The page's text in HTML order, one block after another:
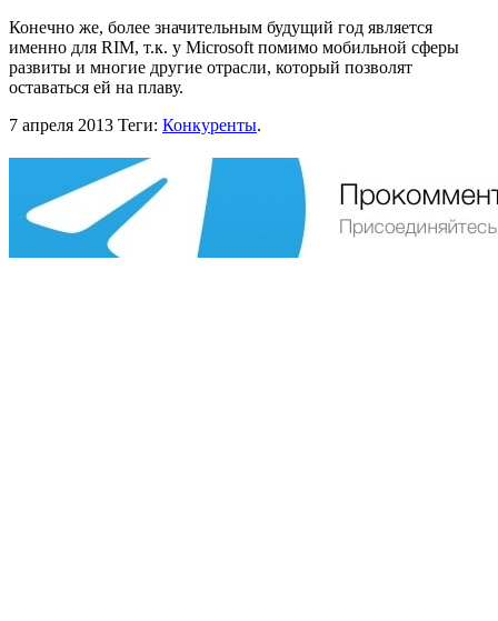
Конечно же, более значительным будущий год является
именно для RIM, т.к. у Microsoft помимо мобильной сферы
развиты и многие другие отрасли, который позволят
оставаться ей на плаву.
7 апреля 2013 Теги: Конкуренты.